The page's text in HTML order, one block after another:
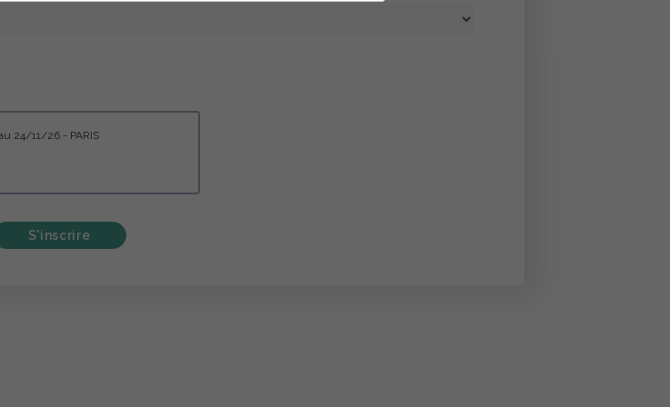
du 23/11/26 au 24/11/26 - PARIS
S'inscrire